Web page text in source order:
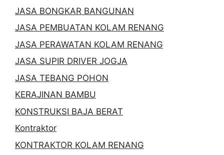
JASA BONGKAR BANGUNAN
JASA PEMBUATAN KOLAM RENANG
JASA PERAWATAN KOLAM RENANG
JASA SUPIR DRIVER JOGJA
JASA TEBANG POHON
KERAJINAN BAMBU
KONSTRUKSI BAJA BERAT
Kontraktor
KONTRAKTOR KOLAM RENANG